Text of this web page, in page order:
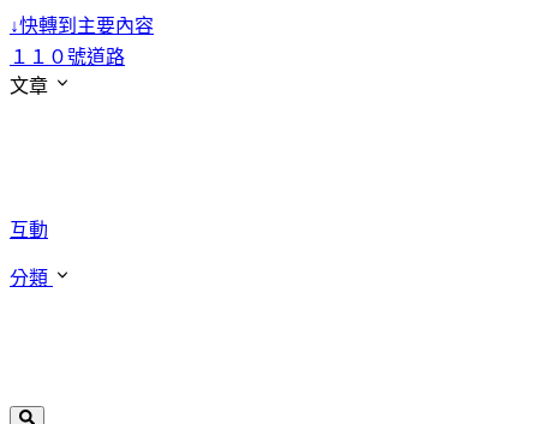
↓快轉到主要內容
１１０號道路
文章
互動
分類